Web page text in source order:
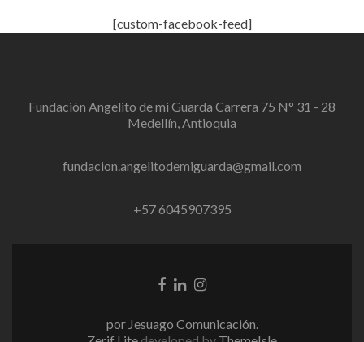
[custom-facebook-feed]
Fundación Angelito de mi Guarda Carrera 75 N° 31 - 28
Medellín, Antioquia
fundacion.angelitodemiguarda@gmail.com
+57 6045907395
Facebook
LinkedinInstagram
por Jesuago Comunicación.